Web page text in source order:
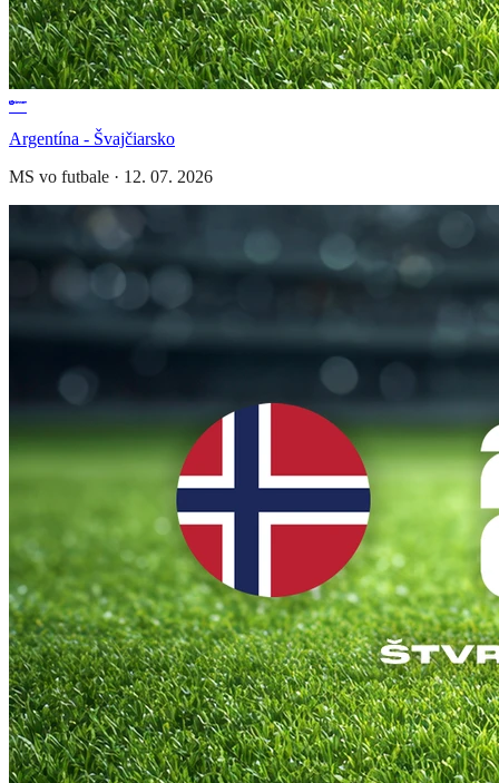
Argentína - Švajčiarsko
MS vo futbale · 12. 07. 2026